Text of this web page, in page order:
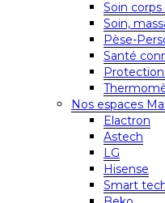
Soin
Soin,
Pèse-
Santé
Nos espaces
Elactron
Astech
LG
Hisense
Smart